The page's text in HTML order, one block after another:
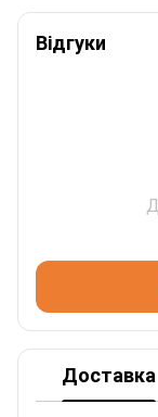
Відгуки
Доставка